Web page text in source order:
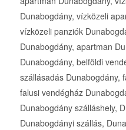
Dunabogdány, vízközeli
vízközeli panziók
Dunabogdány, apartman
Dunabogdány, belföldi
szállásadás Dunabogdány,
falusi vendégház
Dunabogdány szálláshely,
Dunabogdányi szállás,